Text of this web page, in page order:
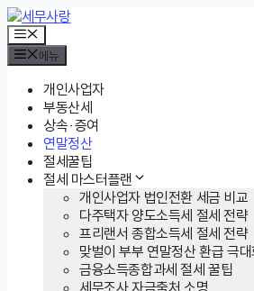
컨
텐
츠
로
메
뉴
메뉴
개인사업자
부동산세
상속·증여
연말정산
절세꿀팁
절세 마스터플랜
개인사업자 법인전환 세금 비교
다주택자 양도소득세 절세 전략
프리랜서 종합소득세 절세 전략
맞벌이 부부 연말정산 환급 극
금융소득종합과세 절세 꿀팁
세무조사 자금출처 소명